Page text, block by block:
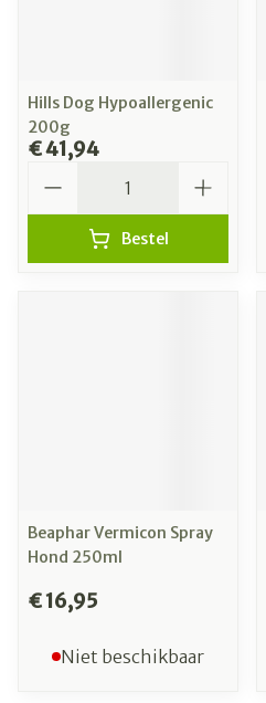
Hills Dog Hypoallergenic
200g
€ 41,94
Bestel
Beaphar Vermicon Spray
Hond 250ml
€ 16,95
Niet beschikbaar